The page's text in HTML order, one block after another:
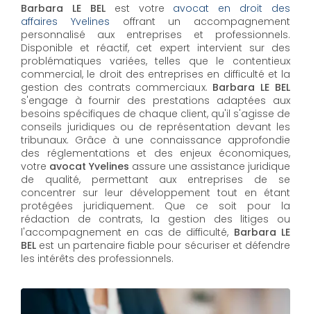
Barbara LE BELest votre avocat en droit des
affaires Yvelines offrant un accompagnement
personnalisé aux entreprises et professionnels.
Disponible et réactif, cet expert intervient sur des
problématiques variées, telles que le contentieux
commercial, le droit des entreprises en difficulté et la
gestion des contrats commerciaux. Barbara LE BEL
s'engage à fournir des prestations adaptées aux
besoins spécifiques de chaque client, qu'il s'agisse de
conseils juridiques ou de représentation devant les
tribunaux. Grâce à une connaissance approfondie
des réglementations et des enjeux économiques,
votre avocat Yvelines assure une assistance juridique
de qualité, permettant aux entreprises de se
concentrer sur leur développement tout en étant
protégées juridiquement. Que ce soit pour la
rédaction de contrats, la gestion des litiges ou
l'accompagnement en cas de difficulté, Barbara LE
BEL​​​​​​​ est un partenaire fiable pour sécuriser et défendre
les intérêts des professionnels.